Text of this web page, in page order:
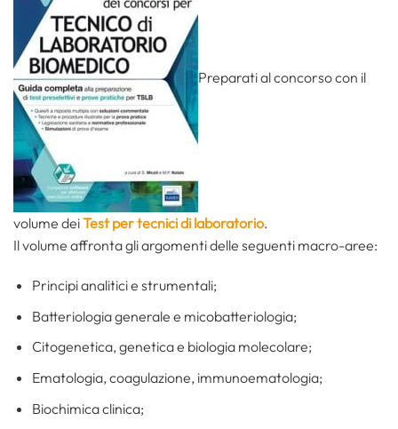
Preparati al concorso con il
volume deiTest per tecnici di laboratorio.
Il volume affronta gli argomenti delle seguenti macro-aree:
Principi analitici e strumentali;
Batteriologia generale e micobatteriologia;
Citogenetica, genetica e biologia molecolare;
Ematologia, coagulazione, immunoematologia;
Biochimica clinica;